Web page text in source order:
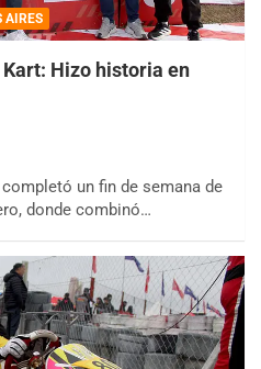
AIRES
Kart: Hizo historia en
completó un fin de semana de
donde combinó…